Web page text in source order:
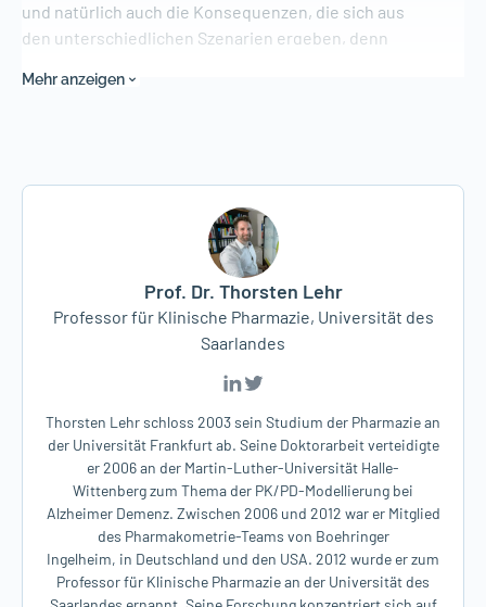
und natürlich auch die Konsequenzen, die sich aus
den unterschiedlichen Szenarien ergeben, denn
Entscheidungen in den Apotheken getroffen werden:
gewappnet entgegenzutreten.
Vortragsunterlagen Prof. Dr. Lehr / Entwicklung
Pandemie & Re-Infektion
Mehr anzeigen
Prof. Dr. Thorsten Lehr
Professor für Klinische Pharmazie, Universität des
Saarlandes
Thorsten Lehr schloss 2003 sein Studium der Pharmazie an
der Universität Frankfurt ab. Seine Doktorarbeit verteidigte
er 2006 an der Martin-Luther-Universität Halle-
Wittenberg zum Thema der PK/PD-Modellierung bei
Alzheimer Demenz. Zwischen 2006 und 2012 war er Mitglied
des Pharmakometrie-Teams von Boehringer
Ingelheim, in Deutschland und den USA. 2012 wurde er zum
Professor für Klinische Pharmazie an der Universität des